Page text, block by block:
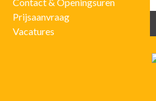
Prijsaanvraag
Vacatures